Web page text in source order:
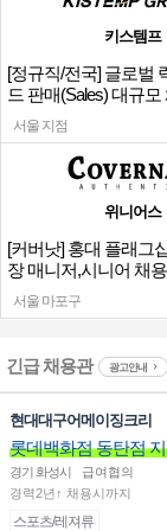
키스템프
[정규직/전국] 글로벌
드 판매(Sales) 대규모
서울 지점
위니어스
[커버낫] 홍대 플래그
장 매니저,시니어 채용
서울 마포구
긴급 채용관 광고안내
현대대구어메이징크리
롯데백화점 동탄점
경기 화성시
급여협의
경력2년↑ 채용시까지
스포츠/레져류